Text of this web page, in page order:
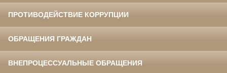
ПРОТИВОДЕЙСТВИЕ КОРРУПЦИИ
ОБРАЩЕНИЯ ГРАЖДАН
ВНЕПРОЦЕССУАЛЬНЫЕ ОБРАЩЕНИЯ